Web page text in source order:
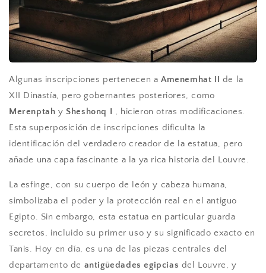
Algunas inscripciones pertenecen a Amenemhat II de la
XII Dinastía, pero gobernantes posteriores, como
Merenptah y Sheshonq I , hicieron otras modificaciones.
Esta superposición de inscripciones dificulta la
identificación del verdadero creador de la estatua, pero
añade una capa fascinante a la ya rica historia del Louvre.
La esfinge, con su cuerpo de león y cabeza humana,
simbolizaba el poder y la protección real en el antiguo
Egipto. Sin embargo, esta estatua en particular guarda
secretos, incluido su primer uso y su significado exacto en
Tanis. Hoy en día, es una de las piezas centrales del
departamento de antigüedades egipcias del Louvre, y